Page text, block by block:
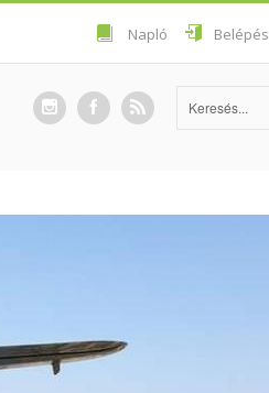
Napló Belépés